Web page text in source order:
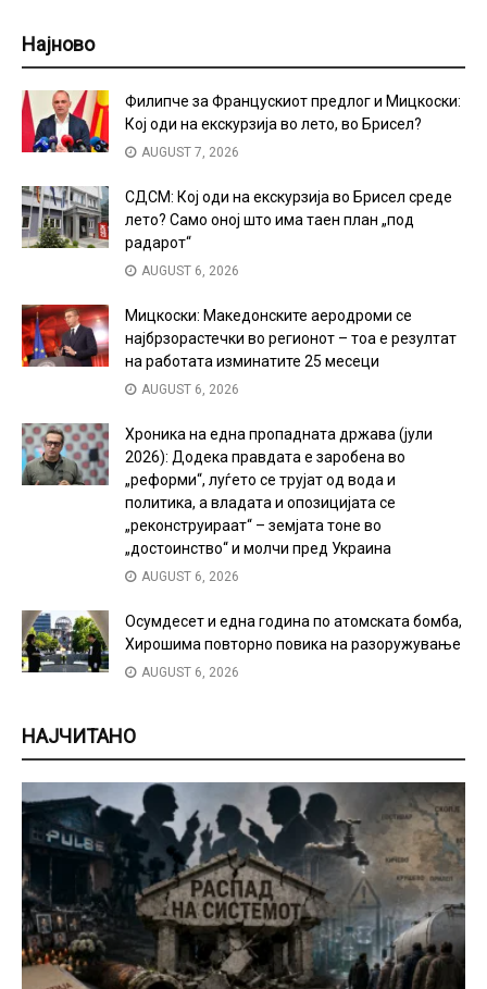
Најново
Филипче за Францускиот предлог и Мицкоски:
Кој оди на екскурзија во лето, во Брисел?
AUGUST 7, 2026
СДСМ: Кој оди на екскурзија во Брисел среде
лето? Само оној што има таен план „под
радарот“
AUGUST 6, 2026
Мицкоски: Македонските аеродроми се
најбрзорастечки во регионот – тоа е резултат
на работата изминатите 25 месеци
AUGUST 6, 2026
Хроника на една пропадната држава (јули
2026): Додека правдата е заробена во
„реформи“, луѓето се трујат од вода и
политика, а владата и опозицијата се
„реконструираат“ – земјата тоне во
„достоинство“ и молчи пред Украина
AUGUST 6, 2026
Осумдесет и една година по атомската бомба,
Хирошима повторно повика на разоружување
AUGUST 6, 2026
НАЈЧИТАНО